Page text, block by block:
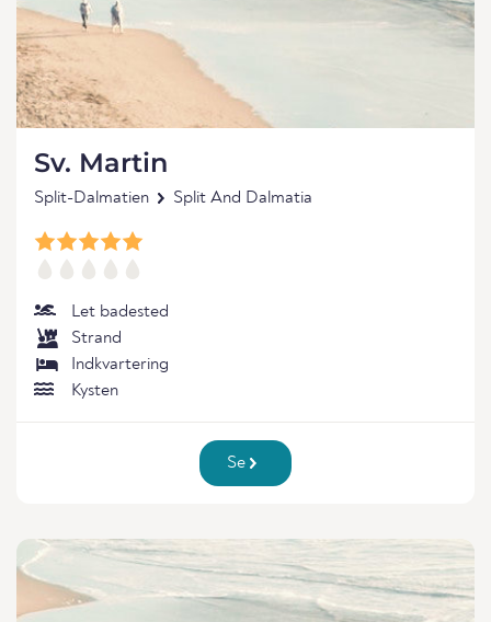
Sv. Martin
Split-Dalmatien Split And Dalmatia
Let badested
Strand
Indkvartering
Kysten
Se